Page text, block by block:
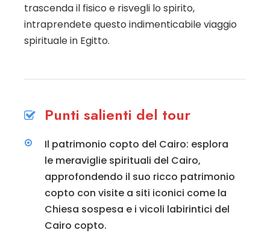
trascenda il fisico e risvegli lo spirito,
intraprendete questo indimenticabile viaggio
spirituale in Egitto.
Punti salienti del tour
Il patrimonio copto del Cairo: esplora
le meraviglie spirituali del Cairo,
approfondendo il suo ricco patrimonio
copto con visite a siti iconici come la
Chiesa sospesa e i vicoli labirintici del
Cairo copto.